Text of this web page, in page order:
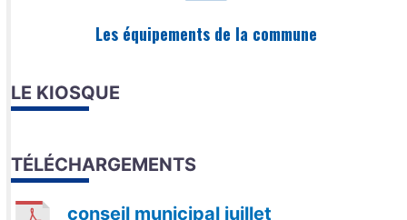
Les équipements de la commune
LE KIOSQUE
TÉLÉCHARGEMENTS
conseil municipal juillet